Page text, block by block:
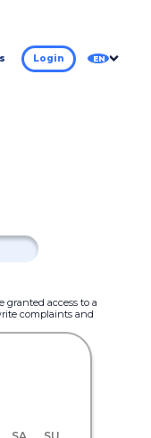
Login EN
granted access to a
complaints and